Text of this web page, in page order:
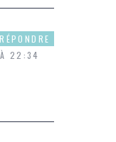
22:34
RÉPONDRE